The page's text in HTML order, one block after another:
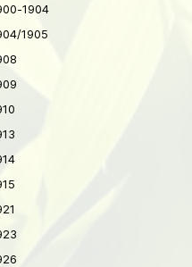
1904
1905